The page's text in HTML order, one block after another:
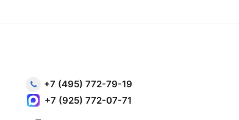
+7 (495) 772-79-19
+7 (925) 772-07-71